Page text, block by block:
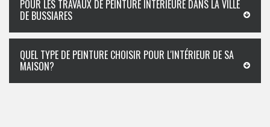
POUR LES TRAVAUX DE PEINTURE INTÉRIEURE DANS LA VILLE
DE BUSSIARES
QUEL TYPE DE PEINTURE CHOISIR POUR L'INTÉRIEUR DE SA
MAISON?